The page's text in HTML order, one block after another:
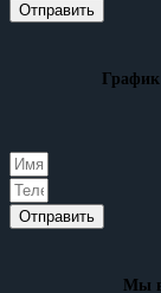
Отправить
Отправить
Мы